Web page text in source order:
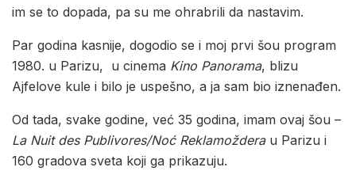
im se to dopada, pa su me ohrabrili da nastavim.
Par godina kasnije, dogodio se i moj prvi šou program
1980. u Parizu, u cinema Kino Panorama, blizu
Ajfelove kule i bilo je uspešno, a ja sam bio iznenađen.
Od tada, svake godine, već 35 godina, imam ovaj šou –
La Nuit des Publivores/Noć Reklamožderau Parizu i
160 gradova sveta koji ga prikazuju.